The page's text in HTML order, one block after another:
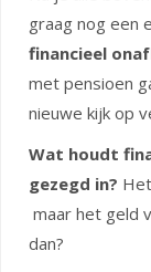
graag nog een
financieel
met pensioen
nieuwe kijk op
Wat houdt
gezegd in?
maar het geld
dan?